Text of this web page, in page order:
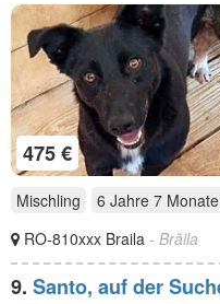
475 €
Mischling 6 Jahre 7 Monate
RO-810xxx Braila - Brăila
9. Santo, auf der